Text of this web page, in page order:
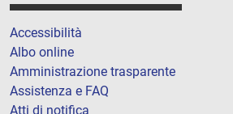
Accessibilità
Albo online
Amministrazione trasparente
Assistenza e FAQ
Atti di notifica